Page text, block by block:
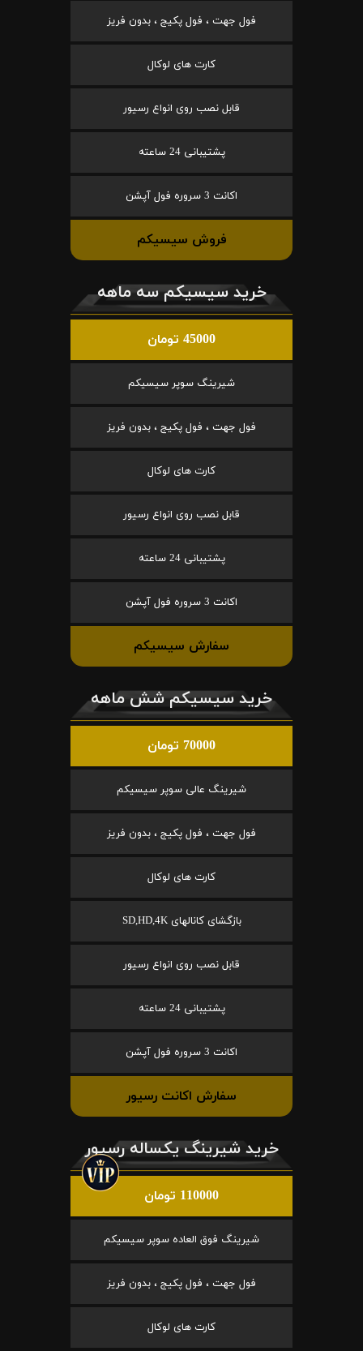
فول جهت ، فول پکیج ، بدون فریز
کارت های لوکال
قابل نصب روی انواع رسیور
پشتیبانی 24 ساعته
اکانت 3 سروره فول آپشن
فروش سیسیکم
خرید سیسیکم سه ماهه
45000 تومان
شیرینگ سوپر سیسیکم
فول جهت ، فول پکیج ، بدون فریز
کارت های لوکال
قابل نصب روی انواع رسیور
پشتیبانی 24 ساعته
اکانت 3 سروره فول آپشن
سفارش سیسیکم
خرید سیسیکم شش ماهه
70000 تومان
شیرینگ عالی سوپر سیسیکم
فول جهت ، فول پکیج ، بدون فریز
کارت های لوکال
بازگشای کانالهای SD,HD,4K
قابل نصب روی انواع رسیور
پشتیبانی 24 ساعته
اکانت 3 سروره فول آپشن
سفارش اکانت رسیور
خرید شیرینگ یکساله رسیور
110000 تومان
شیرینگ فوق العاده سوپر سیسیکم
فول جهت ، فول پکیج ، بدون فریز
کارت های لوکال